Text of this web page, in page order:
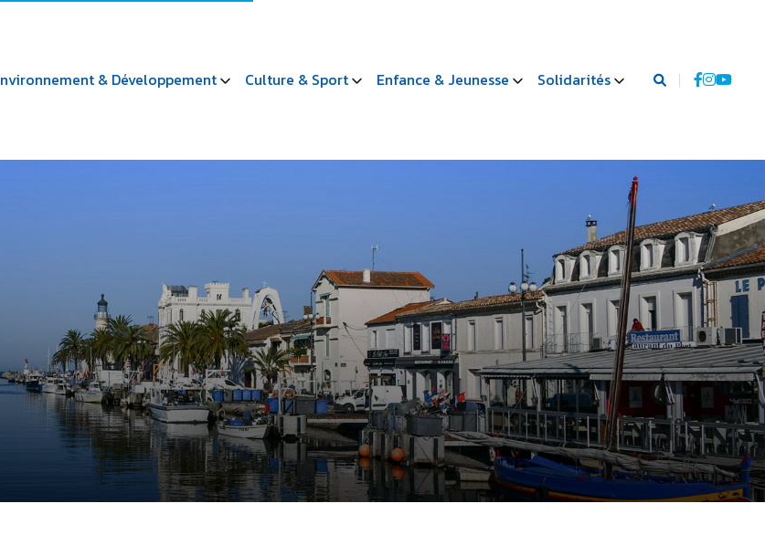
& Développement Culture & Sport Enfance & Jeunesse Solidarités